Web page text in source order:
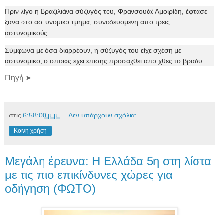
Πριν λίγο η Βραζιλιάνα σύζυγός του, Φρανσουάζ Αμοιρίδη, έφτασε
ξανά στο αστυνομικό τμήμα, συνοδευόμενη από τρεις
αστυνομικούς.
Σύμφωνα με όσα διαρρέουν, η σύζυγός του είχε σχέση με
αστυνομικό, ο οποίος έχει επίσης προσαχθεί από χθες το βράδυ.
Πηγή ➤
στις 6:58:00 μ.μ. Δεν υπάρχουν σχόλια:
Κοινή χρήση
Μεγάλη έρευνα: Η Ελλάδα 5η στη λίστα
με τις πιο επικίνδυνες χώρες για
οδήγηση (ΦΩΤΟ)